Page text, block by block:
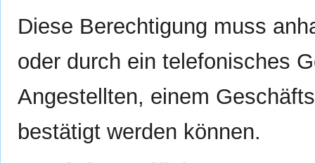
Diese Berechtigung muss
oder durch ein telefonisches
Angestellten, einem
bestätigt werden können.